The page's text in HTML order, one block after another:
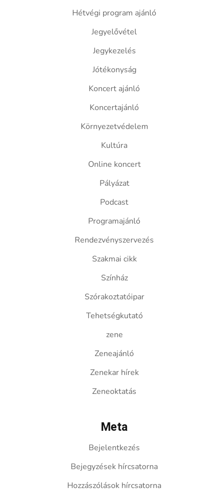
Hétvégi program ajánló
Jegyelővétel
Jegykezelés
Jótékonyság
Koncert ajánló
Koncertajánló
Környezetvédelem
Kultúra
Online koncert
Pályázat
Podcast
Programajánló
Rendezvényszervezés
Szakmai cikk
Színház
Szórakoztatóipar
Tehetségkutató
zene
Zeneajánló
Zenekar hírek
Zeneoktatás
Meta
Bejelentkezés
Bejegyzések hírcsatorna
Hozzászólások hírcsatorna